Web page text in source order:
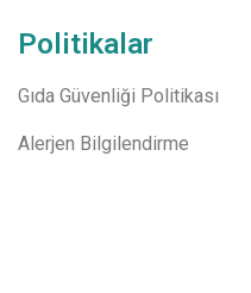
Politikalar
Gıda Güvenliği Politikası
Alerjen Bilgilendirme